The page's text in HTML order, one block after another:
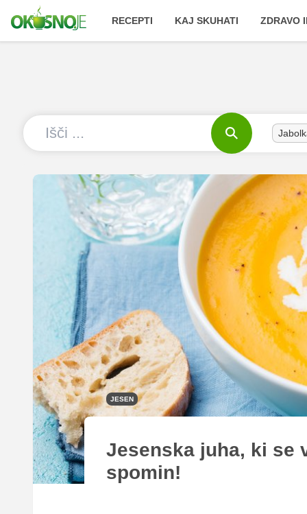
RECEPTI KAJ SKUHATI ZDRAVO
JESEN
Jesenska juha, ki se
spomin!